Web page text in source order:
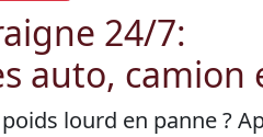
24/7:
auto, camion
lourd en panne ?